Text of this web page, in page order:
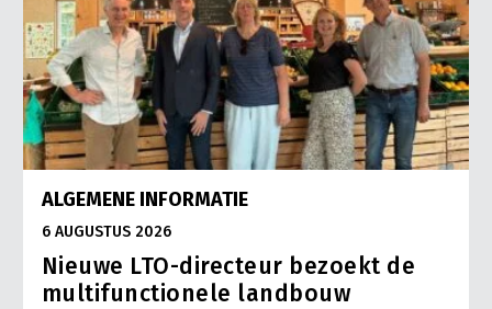
ALGEMENE INFORMATIE
6 AUGUSTUS 2026
Nieuwe LTO-directeur bezoekt de
multifunctionele landbouw